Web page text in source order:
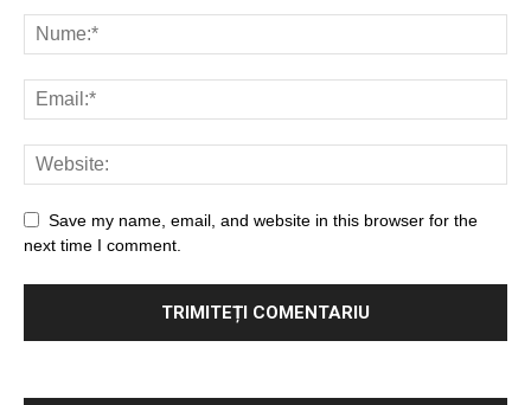
Save my name, email, and website in this browser for the
next time I comment.